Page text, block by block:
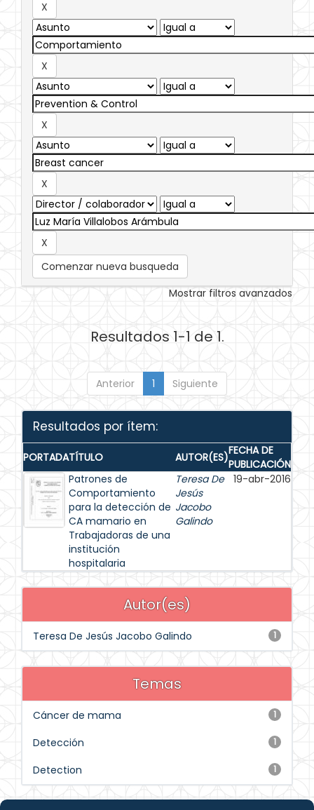
Comenzar nueva busqueda
Mostrar filtros avanzados
Resultados 1-1 de 1.
Anterior 1 Siguiente
Resultados por ítem:
PORTADATÍTULO AUTOR(ES)FECHA DE
PUBLICACIÓN
Patrones de
Comportamiento
para la detección de
CA mamario en
Trabajadoras de una
institución
hospitalaria
Teresa De
Jesús
Jacobo
Galindo
19-abr-2016
Autor(es)
1
Teresa De Jesús Jacobo Galindo
Temas
1
Cáncer de mama
1
Detección
1
Detection